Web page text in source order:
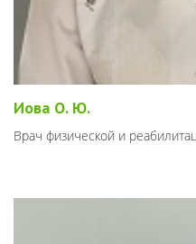
Иова О. Ю.
Врач физической и